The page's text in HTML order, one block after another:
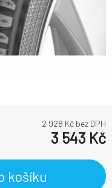
2 928 Kč bez DPH
3 543 Kč
košíku